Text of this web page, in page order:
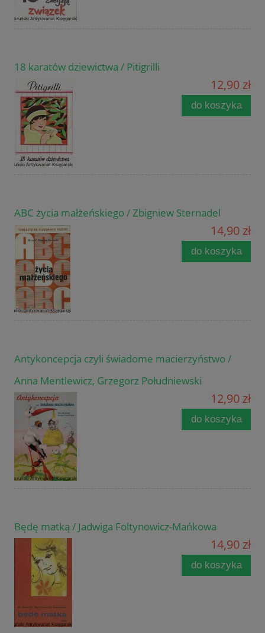
18 karatów dziewictwa / Pitigrilli
12,90 zł
do koszyka
ABC życia małżeńskiego / Zbigniew Sternadel
14,90 zł
do koszyka
Antykoncepcja czyli świadome macierzyństwo /
Anna Mentlewicz, Grzegorz Południewski
12,90 zł
do koszyka
Będę matką / Jadwiga Foltynowicz-Mańkowa
14,90 zł
do koszyka